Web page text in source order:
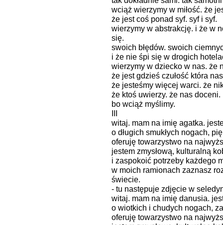
wciąż wierzymy w miłość. że
że jest coś ponad syf. syf i syf.
wierzymy w abstrakcję. i że w
się.
swoich błędów. swoich
i że nie śpi się w drogich
wierzymy w dziecko w nas. że
że jest gdzieś czułość która
że jesteśmy więcej warci. że
że ktoś uwierzy. że nas
bo wciąż myślimy.
III
witaj. mam na imię agatka.
o długich smukłych nogach,
oferuję towarzystwo na
jestem zmysłową, kulturalną
i zaspokoić potrzeby każdego
w moich ramionach zaznasz
świecie.
- tu następuje zdjęcie w
witaj. mam na imię danusia.
o wiotkich i chudych nogach,
oferuję towarzystwo na